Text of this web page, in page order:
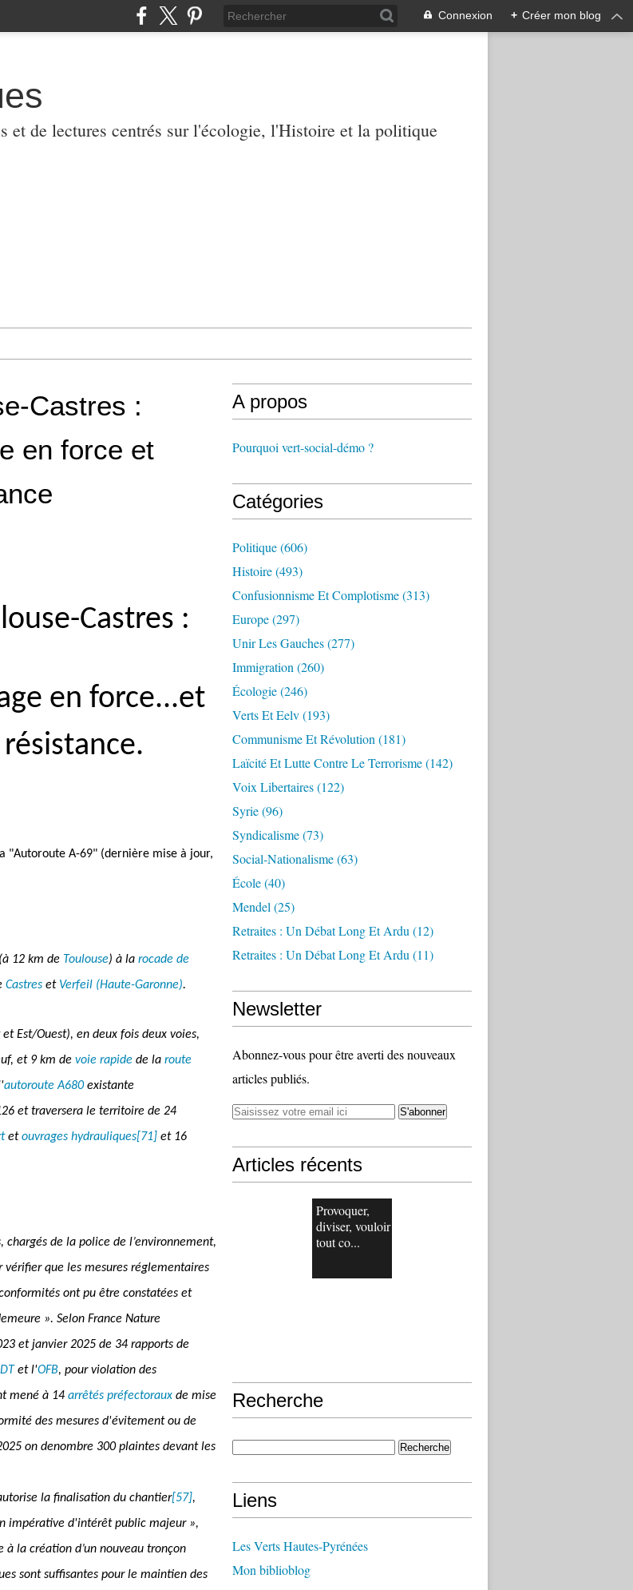
Connexion + Créer mon blog
et de lectures centrés sur l'écologie, l'Histoire et la politique
Castres :
en force et
Castres :
en force...et
"Autoroute A-69" (dernière mise à jour,
(à 12 km de Toulouse) à la rocade de
Castres et Verfeil (Haute-Garonne).
Est/Ouest), en deux fois deux voies,
et 9 km de voie rapide de la route
autoroute A680existante
et traversera le territoire de 24
etouvrages hydrauliques[71] et 16
chargés de la police de l’environnement,
que les mesures réglementaires
ont pu être constatées et
». Selon France Nature
et janvier 2025 de 34 rapports de
et l'OFB, pour violation des
mené à 14 arrêtés préfectoraux de mise
des mesures d'évitement ou de
on denombre 300 plaintes devant les
la finalisation du chantier[57],
impérative d'intérêt public majeur »,
la création d’un nouveau tronçon
sont suffisantes pour le maintien des
A propos
Pourquoi vert-social-démo ?
Catégories
Politique(606)
Histoire(493)
Confusionnisme Et Complotisme(313)
Europe(297)
Unir Les Gauches(277)
Immigration (260)
Écologie(246)
Verts Et Eelv(193)
Communisme Et Révolution (181)
Laïcité Et Lutte Contre Le Terrorisme(142)
Voix Libertaires(122)
Syrie(96)
Syndicalisme(73)
Social-Nationalisme(63)
École(40)
Mendel (25)
Retraites : Un Débat Long Et Ardu (12)
Retraites : Un Débat Long Et Ardu (11)
Newsletter
Abonnez-vous pour être averti des nouveaux
articles publiés.
Articles récents
Provoquer,
diviser, vouloir
tout co...
Recherche
Liens
Les Verts Hautes-Pyrénées
Mon biblioblog